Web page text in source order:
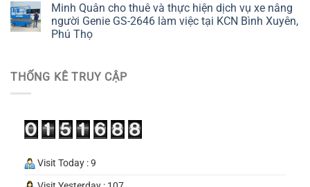
Minh Quân cho thuê và thực hiện dịch vụ xe nâng
người Genie GS-2646 làm việc tại KCN Bình Xuyên,
Phú Thọ
THỐNG KÊ TRUY CẬP
Visit Today : 9